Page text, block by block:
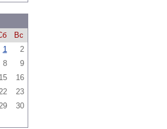
Вс
1
2
8
9
15
16
23
30